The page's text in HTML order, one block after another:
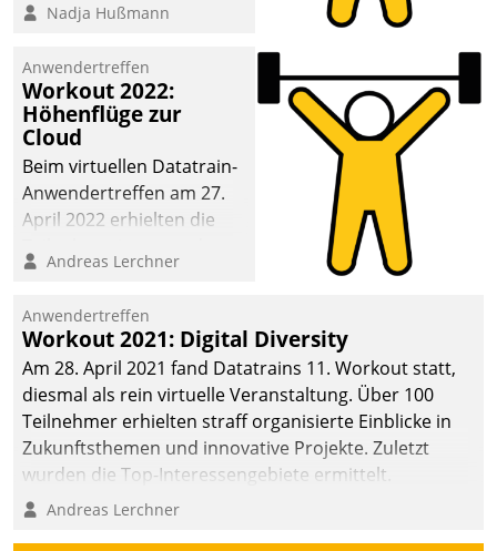
methodisch
Quartier. Dazwischen
zeigte Datatrain, was es
Neues zu bieten hat.
Nadja Hußmann
Anwendertreffen
Workout 2022:
Höhenflüge zur
Cloud
Beim virtuellen Datatrain-
Anwendertreffen am 27.
April 2022 erhielten die
Teilnehmer kurzweilige
Cloud-Strategien und -
Lösungen mit hohem
Zukunftspotenzial.
Andreas Lerchner
Anwendertreffen
Workout 2021: Digital Diversity
Am 28. April 2021 fand Datatrains 11. Workout statt,
diesmal als rein virtuelle Veranstaltung. Über 100
Teilnehmer erhielten straff organisierte Einblicke in
Zukunftsthemen und innovative Projekte. Zuletzt
wurden die Top-Interessengebiete ermittelt.
Andreas Lerchner